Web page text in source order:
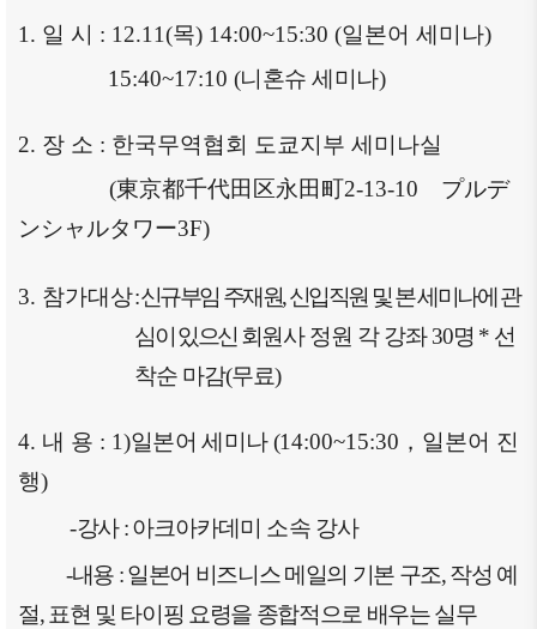
1. 일 시 : 12.11(목) 14:00~15:30 (일본어 세미나)
15:40~17:10 (니혼슈세미나)
2. 장 소 : 한국무역협회 도쿄지부 세미나실
(東京都千代田区永田町2-13-10
プルデ
ンシャルタワー3F)
3. 참가대상:신규부임 주재원,신입직원 및 본 세미나에 관
심이 있으신 회원사정원 각 강좌30명 * 선
착순 마감(무료)
4. 내 용 : 1)일본어 세미나(14:00~15:30 ， 일본어 진
행)
-강사:아크아카데미 소속 강사
-내용 :일본어 비즈니스 메일의 기본 구조,작성 예
절,표현 및 타이핑 요령을 종합적으로 배우는 실무